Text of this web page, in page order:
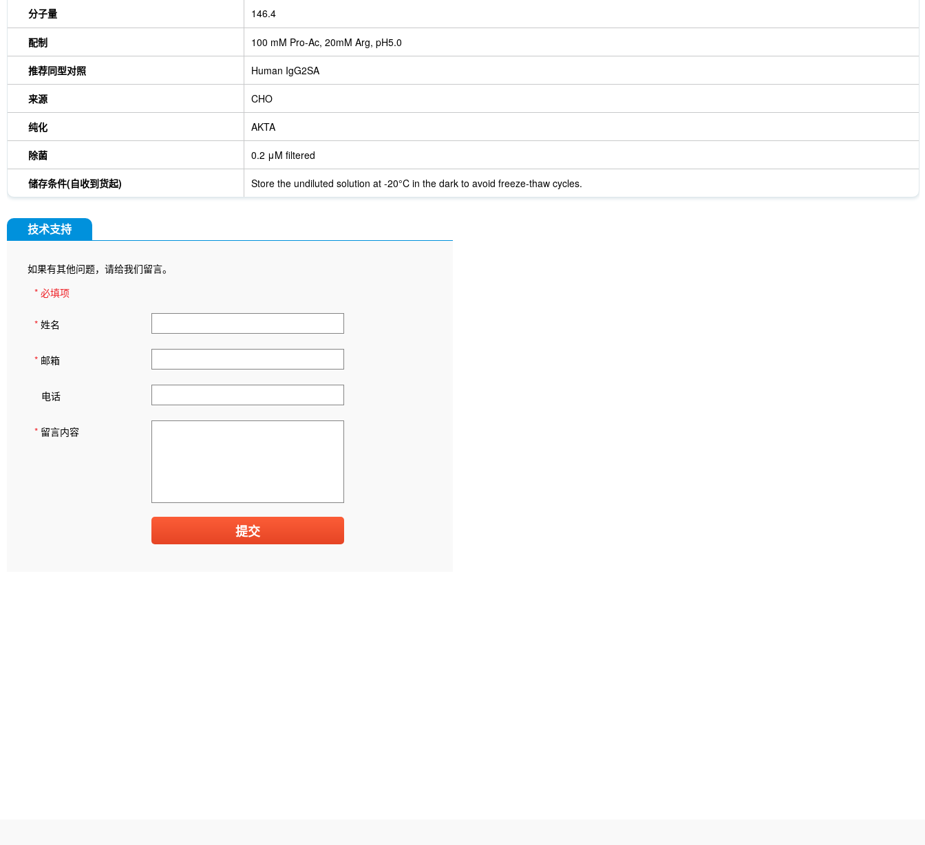
分子量 146.4
配制 100 mM Pro-Ac, 20mM Arg, pH5.0
推荐同型对照 Human IgG2SA
来源 CHO
纯化 AKTA
除菌 0.2 μM filtered
储存条件(自收到货起) Store the undiluted solution at -20°C in the dark to avoid freeze-thaw cycles.
技术支持
如果有其他问题，请给我们留言。
* 必填项
* 姓名
* 邮箱
电话
* 留言内容